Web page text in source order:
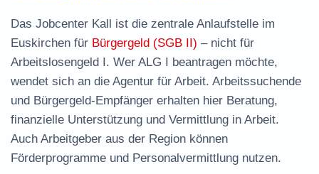
Das Jobcenter Kall ist die zentrale Anlaufstelle im
Euskirchen für Bürgergeld (SGB II) – nicht für
Arbeitslosengeld I. Wer ALG I beantragen möchte,
wendet sich an die Agentur für Arbeit. Arbeitssuchende
und Bürgergeld-Empfänger erhalten hier Beratung,
finanzielle Unterstützung und Vermittlung in Arbeit.
Auch Arbeitgeber aus der Region können
Förderprogramme und Personalvermittlung nutzen.